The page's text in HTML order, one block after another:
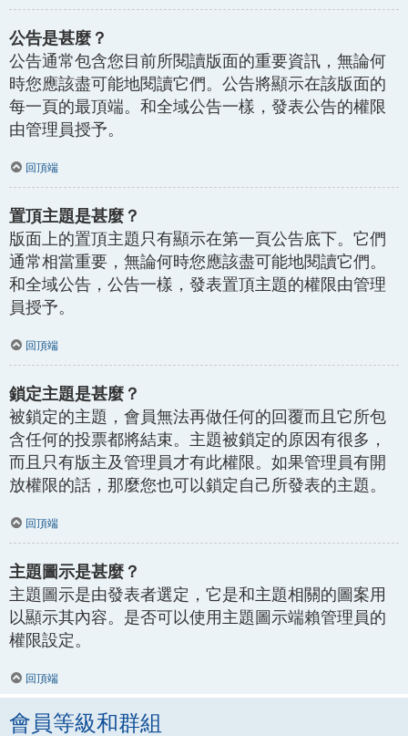
公告是甚麼？
公告通常包含您目前所閱讀版面的重要資訊，無論何
時您應該盡可能地閱讀它們。公告將顯示在該版面的
每一頁的最頂端。和全域公告一樣，發表公告的權限
由管理員授予。
回頂端
置頂主題是甚麼？
版面上的置頂主題只有顯示在第一頁公告底下。它們
通常相當重要，無論何時您應該盡可能地閱讀它們。
和全域公告，公告一樣，發表置頂主題的權限由管理
員授予。
回頂端
鎖定主題是甚麼？
被鎖定的主題，會員無法再做任何的回覆而且它所包
含任何的投票都將結束。主題被鎖定的原因有很多，
而且只有版主及管理員才有此權限。如果管理員有開
放權限的話，那麼您也可以鎖定自己所發表的主題。
回頂端
主題圖示是甚麼？
主題圖示是由發表者選定，它是和主題相關的圖案用
以顯示其內容。是否可以使用主題圖示端賴管理員的
權限設定。
回頂端
會員等級和群組